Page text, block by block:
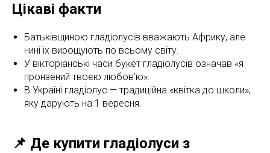
Цікаві факти
Батьківщиною гладіолусів вважають Африку, але
нині їх вирощують по всьому світу.
У вікторіанські часи букет гладіолусів означав «я
пронзений твоєю любов’ю».
В Україні гладіолус — традиційна «квітка до школи»,
яку дарують на 1 вересня.
📌 Де купити гладіолуси з